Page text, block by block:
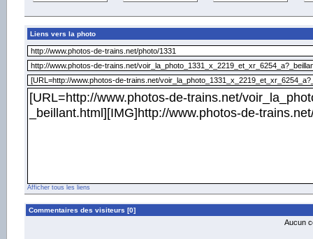
Liens vers la photo
Afficher tous les liens
Commentaires des visiteurs [0]
Aucun